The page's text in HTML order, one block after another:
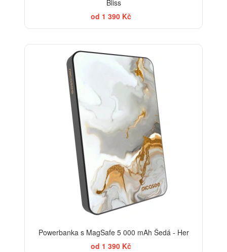
Bliss
od 1 390 Kč
Powerbanka s MagSafe 5 000 mAh Šedá - Her
od 1 390 Kč